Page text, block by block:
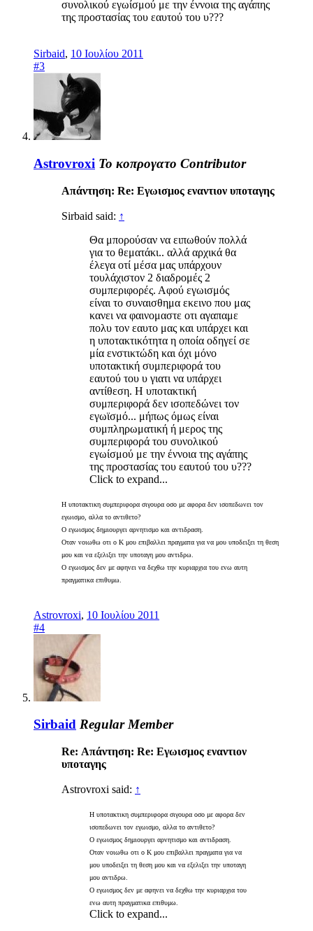
συνολικού εγωίσμού με την έννοια της αγάπης
της προστασίας του εαυτού του υ???
Sirbaid, 10 Ιουλίου 2011
#3
Astrovroxi Το κοπρογατο Contributor
Απάντηση: Re: Εγωισμος εναντιον υποταγης
Sirbaid said: ↑
Θα μπορούσαν να ειπωθούν πολλά
για το θεματάκι.. αλλά αρχικά θα
έλεγα οτί μέσα μας υπάρχουν
τουλάχιστον 2 διαδρομές 2
συμπεριφορές. Αφού εγωισμός
είναι το συναισθημα εκεινο που μας
κανει να φαινομαστε οτι αγαπαμε
πολυ τον εαυτο μας και υπάρχει και
η υποτακτικότητα η οποία οδηγεί σε
μία ενστικτώδη και όχι μόνο
υποτακτική συμπεριφορά του
εαυτού του υ γιατι να υπάρχει
αντίθεση. Η υποτακτική
συμπεριφορά δεν ισοπεδώνει τον
εγωϊσμό... μήπως όμως είναι
συμπληρωματική ή μερος της
συμπεριφορά του συνολικού
εγωίσμού με την έννοια της αγάπης
της προστασίας του εαυτού του υ???
Click to expand...
Η υποτακτικη συμπεριφορα σιγουρα οσο με αφορα δεν ισοπεδωνει τον
εγωισμο, αλλα το αντιθετο?
Ο εγωισμος δημιουργει αρνητισμο και αντιδραση.
Οταν νοιωθω οτι ο Κ μου επιβαλλει πραγματα για να μου υποδειξει τη θεση
μου και να εξελιξει την υποταγη μου αντιδρω.
Ο εγωισμος δεν με αφηνει να δεχθω την κυριαρχια του ενω αυτη
πραγματικα επιθυμω.
Astrovroxi, 10 Ιουλίου 2011
#4
Sirbaid Regular Member
Re: Απάντηση: Re: Εγωισμος εναντιον
υποταγης
Astrovroxi said: ↑
Η υποτακτικη συμπεριφορα σιγουρα οσο με αφορα δεν
ισοπεδωνει τον εγωισμο, αλλα το αντιθετο?
Ο εγωισμος δημιουργει αρνητισμο και αντιδραση.
Οταν νοιωθω οτι ο Κ μου επιβαλλει πραγματα για να
μου υποδειξει τη θεση μου και να εξελιξει την υποταγη
μου αντιδρω.
Ο εγωισμος δεν με αφηνει να δεχθω την κυριαρχια του
ενω αυτη πραγματικα επιθυμω.
Click to expand...